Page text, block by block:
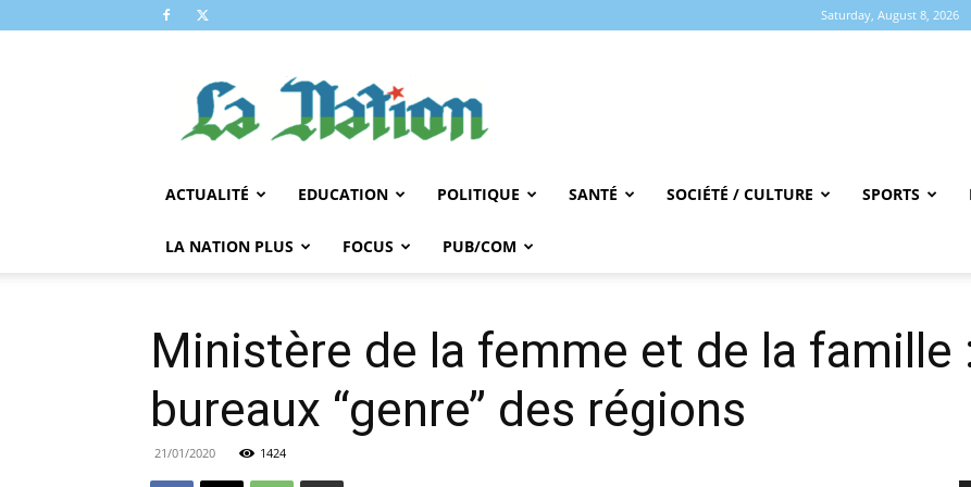
Saturday, August 8, 2026
NATION
ACTUALITÉ EDUCATION POLITIQUE SANTÉ SOCIÉTÉ / CULTURE SPORTS
LA NATION PLUS FOCUS PUB/COM
Ministère de la femme et de la famille
bureaux ‘‘genre’’ des régions
21/01/2020 1424